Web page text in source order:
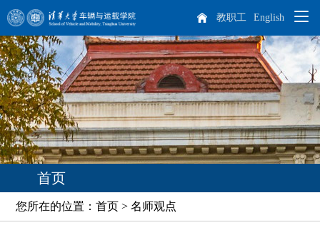
English
教职工
院系概况
学院概况
院长致辞
现任领导
历任领导
师资队伍
杰出人才
教师队伍
博士后
人才培养
本科生培养
专业介绍 培养方案
科学研究
科研概况
学生天地
首页
您所在的位置：首页 > 名师观点